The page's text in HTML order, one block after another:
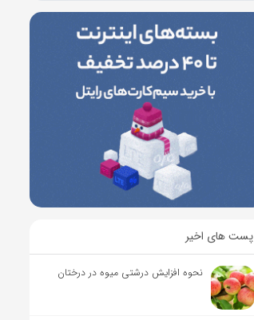
پست های اخیر
نحوه افزایش درشتی میوه در درختان